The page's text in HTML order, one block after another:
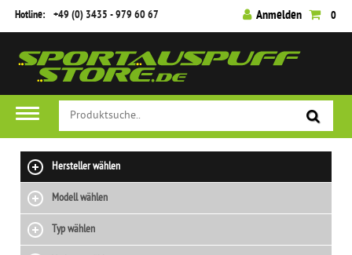
Hotline: +49 (0) 3435 - 979 60 67 Anmelden 0
Hersteller wählen
Modell wählen
Typ wählen